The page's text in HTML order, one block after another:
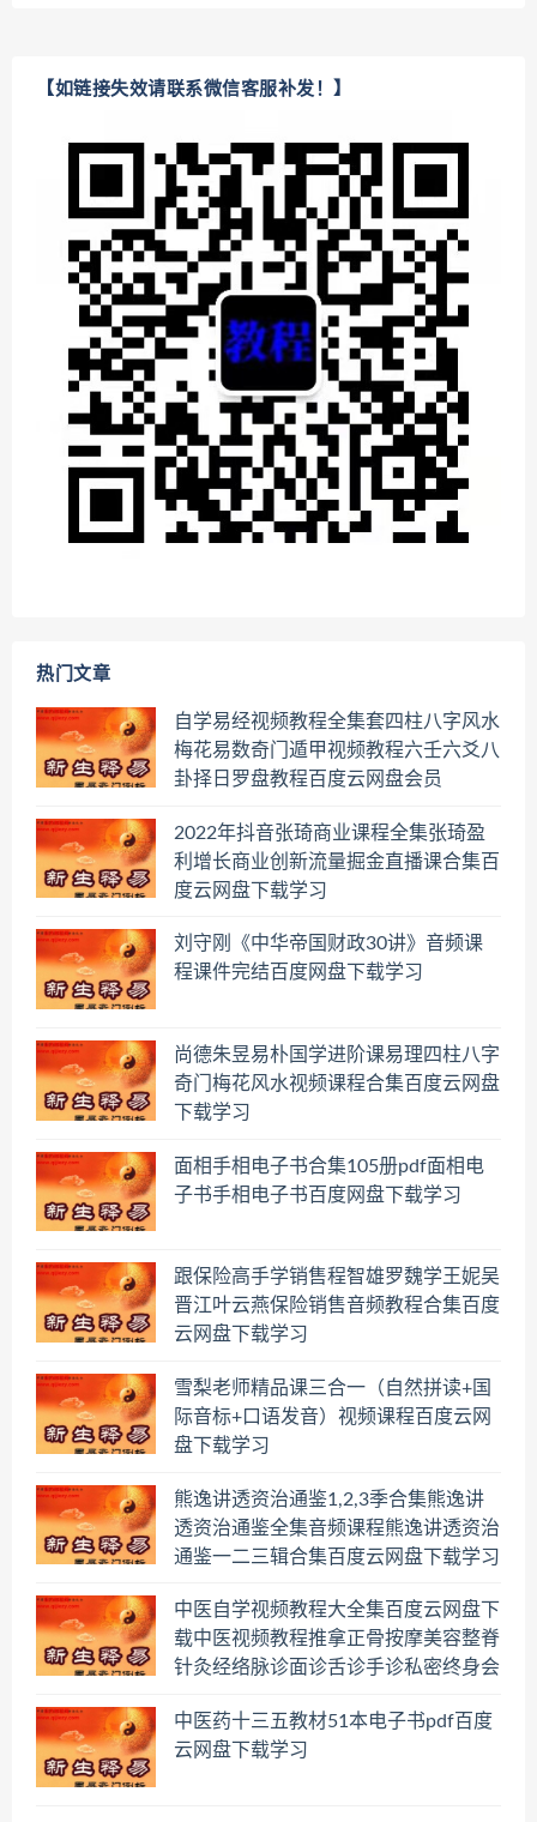
【如链接失效请联系微信客服补发！】
热门文章
自学易经视频教程全集套四柱八字风水
梅花易数奇门遁甲视频教程六壬六爻八
卦择日罗盘教程百度云网盘会员
2022年抖音张琦商业课程全集张琦盈
利增长商业创新流量掘金直播课合集百
度云网盘下载学习
刘守刚《中华帝国财政30讲》音频课
程课件完结百度网盘下载学习
尚德朱昱易朴国学进阶课易理四柱八字
奇门梅花风水视频课程合集百度云网盘
下载学习
面相手相电子书合集105册pdf面相电
子书手相电子书百度网盘下载学习
跟保险高手学销售程智雄罗魏学王妮吴
晋江叶云燕保险销售音频教程合集百度
云网盘下载学习
雪梨老师精品课三合一（自然拼读+国
际音标+口语发音）视频课程百度云网
盘下载学习
熊逸讲透资治通鉴1,2,3季合集熊逸讲
透资治通鉴全集音频课程熊逸讲透资治
通鉴一二三辑合集百度云网盘下载学习
中医自学视频教程大全集百度云网盘下
载中医视频教程推拿正骨按摩美容整脊
针灸经络脉诊面诊舌诊手诊私密终身会
中医药十三五教材51本电子书pdf百度
云网盘下载学习